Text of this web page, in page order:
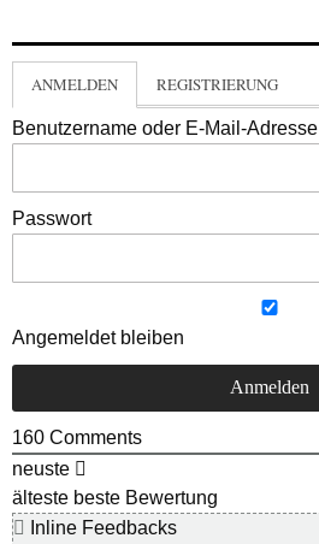
ANMELDEN REGISTRIERUNG
Benutzername oder E-Mail-Adresse
Passwort
Angemeldet bleiben
160 Comments
neuste
älteste beste Bewertung
Inline Feedbacks